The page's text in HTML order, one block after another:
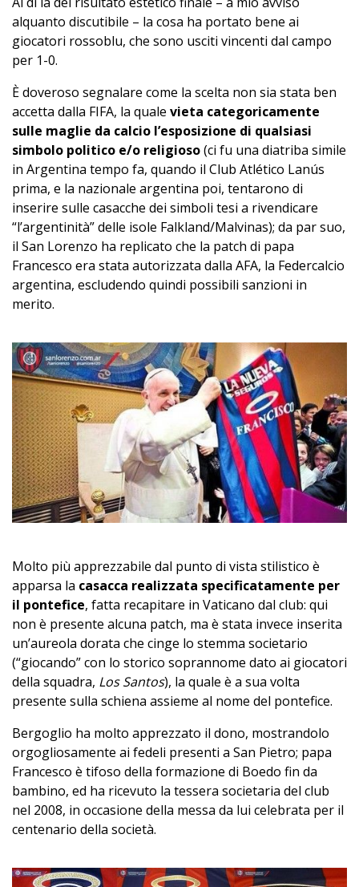
alquanto discutibile – la cosa ha portato bene ai
giocatori rossoblu, che sono usciti vincenti dal campo
per 1-0.
È doveroso segnalare come la scelta non sia stata ben
accetta dalla FIFA, la quale vieta categoricamente
sulle maglie da calcio l’esposizione di qualsiasi
simbolo politico e/o religioso(ci fu una diatriba simile
in Argentina tempo fa, quando il Club Atlético Lanús
prima, e la nazionale argentina poi, tentarono di
inserire sulle casacche dei simboli tesi a rivendicare
“l’argentinità” delle isole Falkland/Malvinas); da par suo,
il San Lorenzo ha replicato che la patch di papa
Francesco era stata autorizzata dalla AFA, la Federcalcio
argentina, escludendo quindi possibili sanzioni in
merito.
Molto più apprezzabile dal punto di vista stilistico è
apparsa la casacca realizzata specificatamente per
il pontefice, fatta recapitare in Vaticano dal club: qui
non è presente alcuna patch, ma è stata invece inserita
un’aureola dorata che cinge lo stemma societario
(“giocando” con lo storico soprannome dato ai giocatori
della squadra, Los Santos), la quale è a sua volta
presente sulla schiena assieme al nome del pontefice.
Bergoglio ha molto apprezzato il dono, mostrandolo
orgogliosamente ai fedeli presenti a San Pietro; papa
Francesco è tifoso della formazione di Boedo fin da
bambino, ed ha ricevuto la tessera societaria del club
nel 2008, in occasione della messa da lui celebrata per il
centenario della società.